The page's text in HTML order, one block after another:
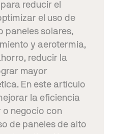
reducir el
el uso de
paneles solares,
y aerotermia,
reducir la
mayor
En este artículo
la eficiencia
o negocio con
de paneles de alto